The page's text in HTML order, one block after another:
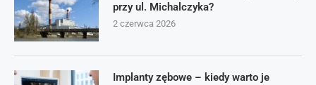
przy ul. Michalczyka?
2 czerwca 2026
Implanty zębowe – kiedy warto je